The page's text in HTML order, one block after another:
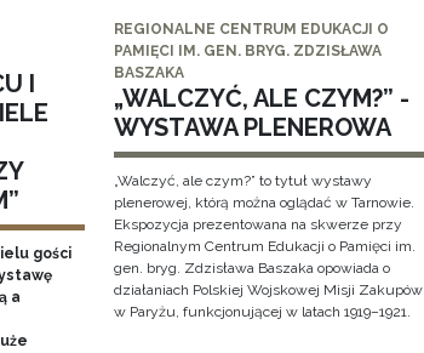
I
gości
a
REGIONALNE CENTRUM EDUKACJI O
PAMIĘCI IM. GEN. BRYG. ZDZISŁAWA
BASZAKA
„WALCZYĆ, ALE CZYM?” -
WYSTAWA PLENEROWA
„Walczyć, ale czym?” to tytuł wystawy
plenerowej, którą można oglądać w Tarnowie.
Ekspozycja prezentowana na skwerze przy
Regionalnym Centrum Edukacji o Pamięci im.
gen. bryg. Zdzisława Baszaka opowiada o
działaniach Polskiej Wojskowej Misji Zakupów
w Paryżu, funkcjonującej w latach 1919–1921.